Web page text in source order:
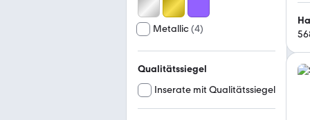
Metallic(4)
Qualitätssiegel
Inserate mit Qualitätssiegel